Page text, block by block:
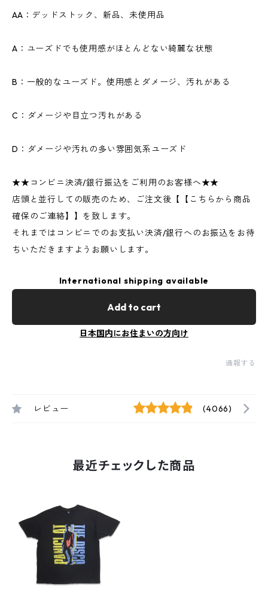
AA：デッドストック、新品、未使用品
A：ユーズドでも使用感がほとんどない綺麗な状態
B：一般的なユーズド。使用感とダメージ、汚れがある
C：ダメージや目立つ汚れがある
D：ダメージや汚れの多い雰囲気系ユーズド
★★コンビニ決済/銀行振込をご利用のお客様へ★★
店頭と並行しての販売のため、ご注文後【【こちらから商品
確保のご連絡】】を致します。
それまではコンビニでのお支払い決済/銀行へのお振込をお待
ちいただきますようお願いします。
International shipping available
Add to cart
日本国内にお住まいの方向け
通報する
レビュー (4066)
最近チェックした商品